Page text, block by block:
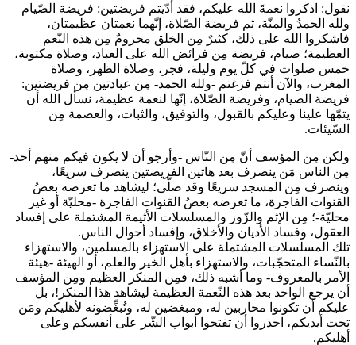
نقول: اذكروا نعمةَ الله عليكم، فقد أدّيتم فريضتين: فريضة الصّيام
ولله الحمدُ والمنّة، ثم فريضة الصّلاة، إنّهما نعمتان عظيمتان،
فاشكروا الله على ذلك، كثيرٌ مِن الخلق محرومٌ مِن هذه النّعم
العظيمة؛ صيام، فريضة مِن فرائض الله على العباد، وصلاة مكتوبة،
خمس صلوات في كلّ يوم وليلة، فجر، وصلاة الظهر، وصلاة
المغرب، والآن أنتم فرغتم -ولله الحمد- مِن عبادتين مِن فريضتين:
فريضة الصيام، وفريضة الصّلاة، إنّها لنعمة عظيمة، نسأل الله أن
يتمّها علينا وعليكم بالقبول، والتوفيق، والثبات، والعصمة مِن
السّيئات.
ولكن مِن المؤسف أنّ مِن النّاس -وأرجو أن لا يكون فيكم منهم أحد-
مِن الناس مَن ينصرف بعد هاتين الفريضتين ينصرف سريعًا،
وينصرف مِن المسجد سريعًا وقد صلّى؛ ليشاهد ما تعرضه بعضُ
القنوات الفاجرة، ما تعرضه بعضُ القنوات الفاجرة -محليّة أو غير
محليّة-؛ مِن الإثم والزّور والمسلسلات الأثيمة المشتملة على إفساد
العقول، وفساد الأديان والأخلاق، وإفساد أحوال الناس.
تلك المسلسلات المشتملة على الاستهزاء بالمسلمين، والاستهزاء
بالنّساء المتحجّبات، والاستهزاء بأهل الخير والعلم، أو الهيئة -هيئة
الأمر بالمعروف- وما أشبه ذلك، فمِن المنكر العظيم ومِن المؤسف
أن يرجع الواحد بعد هذه النّعمة العظيمة ليشاهد هذا المنكر!، بل
عليكم أن تكونوا محاربين له، ومبغضين له، وتُبغِّضونه لأهليكم ومَن
تحت أيديكم، احذروا أن تفتحوا أبواب الشّر على أنفسكم وعلى
أهليكم.